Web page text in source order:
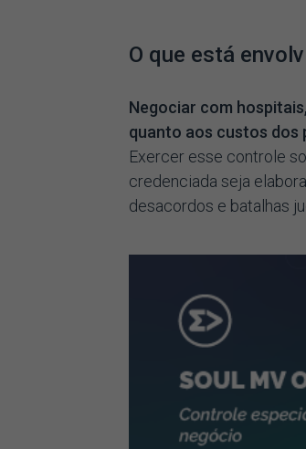
O que está
Negociar com
quanto aos custos dos
Exercer esse controle
credenciada seja
desacordos e batalhas